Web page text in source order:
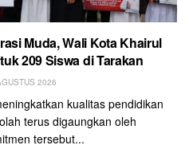
Muda, Wali Kota Khairul
209 Siswa di Tarakan
2026
kualitas pendidikan
terus digaungkan oleh
tersebut...